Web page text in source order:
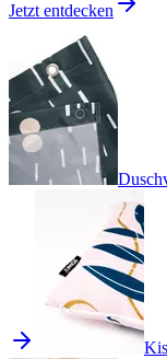
Jetzt entdecken